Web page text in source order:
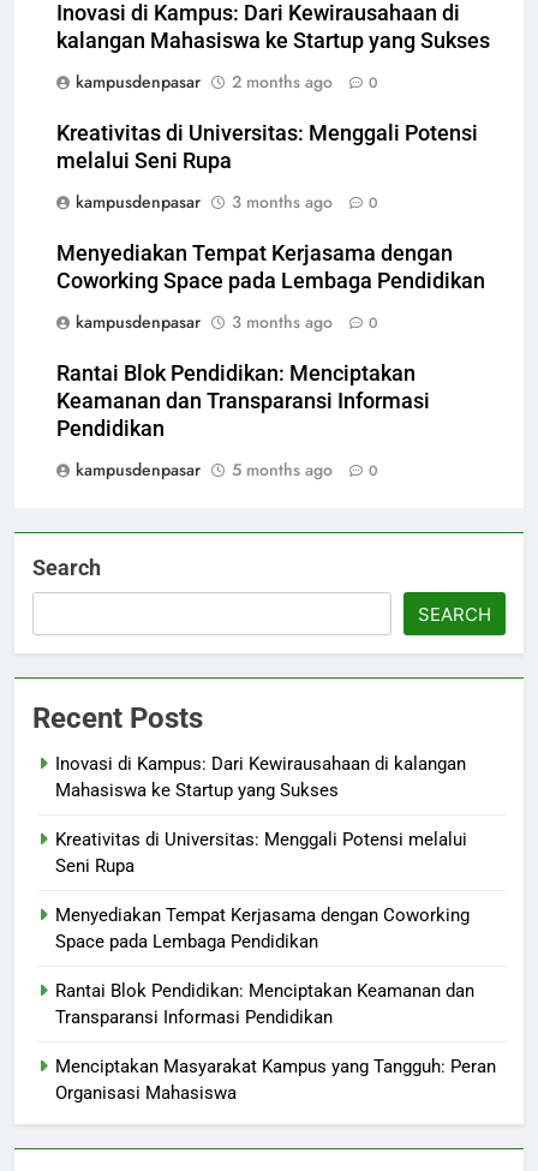
Inovasi di Kampus: Dari Kewirausahaan di
kalangan Mahasiswa ke Startup yang Sukses
kampusdenpasar
2 months ago 0
Kreativitas di Universitas: Menggali Potensi
melalui Seni Rupa
kampusdenpasar
3 months ago 0
Menyediakan Tempat Kerjasama dengan
Coworking Space pada Lembaga Pendidikan
kampusdenpasar
3 months ago 0
Rantai Blok Pendidikan: Menciptakan
Keamanan dan Transparansi Informasi
Pendidikan
kampusdenpasar
5 months ago 0
Search
SEARCH
Recent Posts
Inovasi di Kampus: Dari Kewirausahaan di kalangan
Mahasiswa ke Startup yang Sukses
Kreativitas di Universitas: Menggali Potensi melalui
Seni Rupa
Menyediakan Tempat Kerjasama dengan Coworking
Space pada Lembaga Pendidikan
Rantai Blok Pendidikan: Menciptakan Keamanan dan
Transparansi Informasi Pendidikan
Menciptakan Masyarakat Kampus yang Tangguh: Peran
Organisasi Mahasiswa